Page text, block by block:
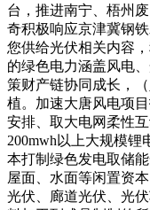
台，推进南宁、梧州
奇积极响应京津冀钢
您供给光伏相关内容
的绿色电力涵盖风电
策财产链协同成长，
植。加速大唐风电项
安排、取大电网柔性
200mwh以上大规模
本打制绿色发电取储
屋面、水面等闲置资
光伏、廊道光伏、光